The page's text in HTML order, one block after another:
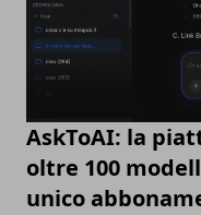
AskToAI: la
oltre 100
unico